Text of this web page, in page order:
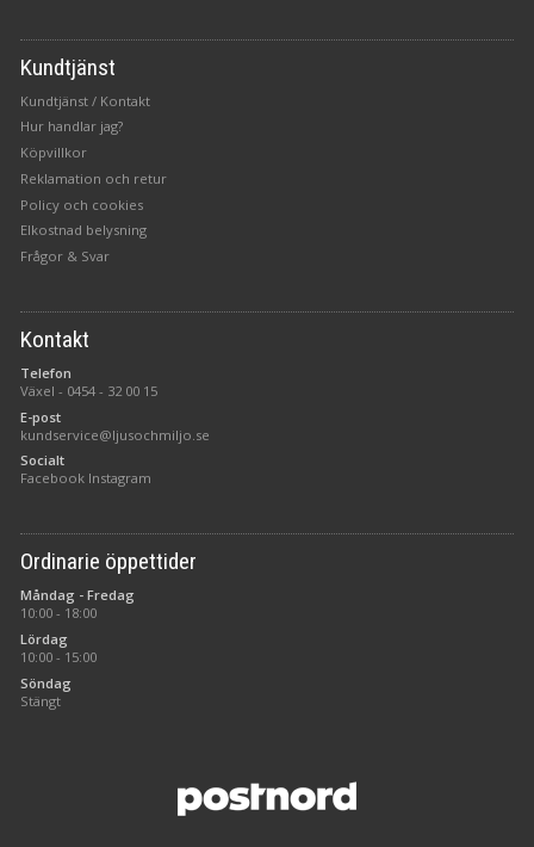
Kundtjänst
Kundtjänst / Kontakt
Hur handlar jag?
Köpvillkor
Reklamation och retur
Policy och cookies
Elkostnad belysning
Frågor & Svar
Kontakt
Telefon
Växel - 0454 - 32 00 15
E-post
kundservice@ljusochmiljo.se
Socialt
Facebook Instagram
Ordinarie öppettider
Måndag - Fredag
10:00 - 18:00
Lördag
10:00 - 15:00
Söndag
Stängt